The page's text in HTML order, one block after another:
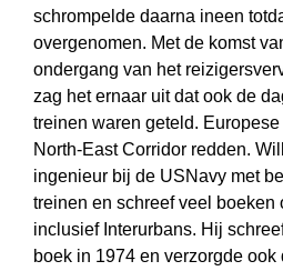
schrompelde daarna ineen
overgenomen. Met de komst
ondergang van het
zag het ernaar uit dat ook de
treinen waren geteld.
North-East Corridor redden.
ingenieur bij de USNavy met
treinen en schreef veel boeken
inclusief Interurbans. Hij
boek in 1974 en verzorgde